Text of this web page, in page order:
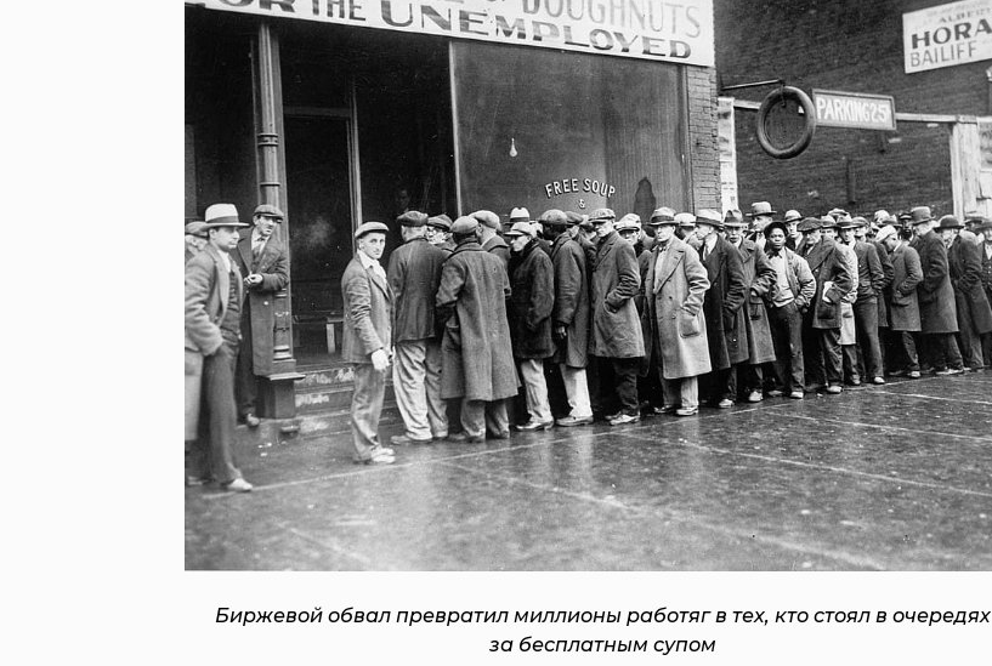
Биржевой обвал превратил миллионы работяг в тех, кто стоял в очередях
за бесплатным супом